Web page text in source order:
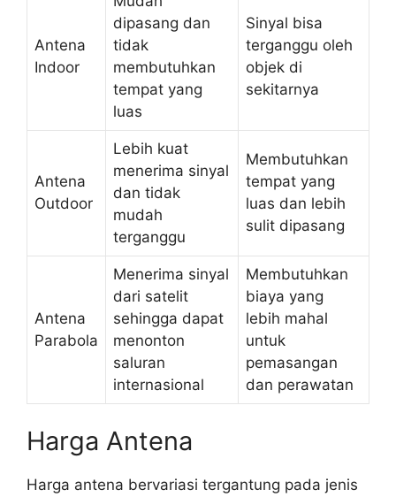
Antena
Indoor
dipasang dan
tidak
membutuhkan
tempat yang
luas
Sinyal bisa
terganggu oleh
objek di
sekitarnya
Antena
Outdoor
Lebih kuat
menerima sinyal
dan tidak
mudah
terganggu
Membutuhkan
tempat yang
luas dan lebih
sulit dipasang
Antena
Parabola
Menerima sinyal
dari satelit
sehingga dapat
menonton
saluran
internasional
Membutuhkan
biaya yang
lebih mahal
untuk
pemasangan
dan perawatan
Harga Antena
Harga antena bervariasi tergantung pada jenis